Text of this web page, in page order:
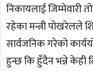
निकायलाई जिम्मेवारी
रहेका मन्त्री पोखरेलले
सार्वजनिक गरेको
हुन्छ कि हुँदैन भन्ने केही